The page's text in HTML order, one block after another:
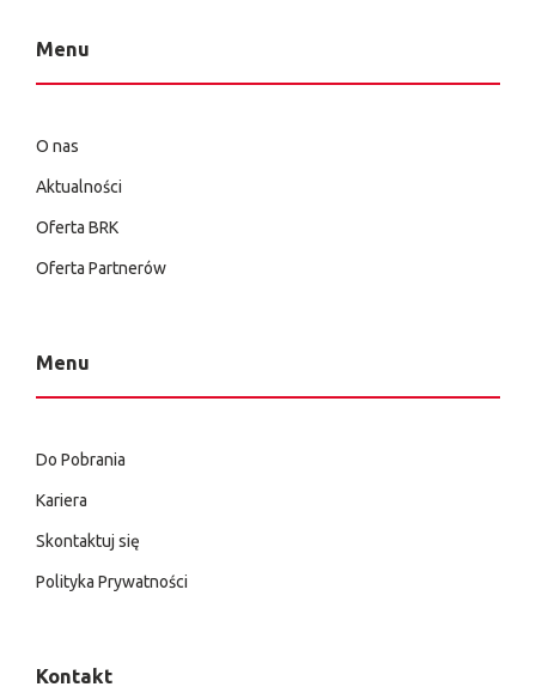
Menu
O nas
Aktualności
Oferta BRK
Oferta Partnerów
Menu
Do Pobrania
Kariera
Skontaktuj się
Polityka Prywatności
Kontakt